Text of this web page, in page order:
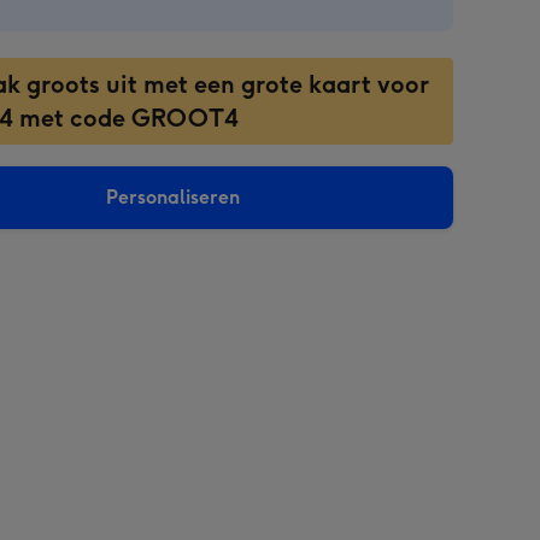
groots uit met een grote kaart voor
met code GROOT4
Personaliseren